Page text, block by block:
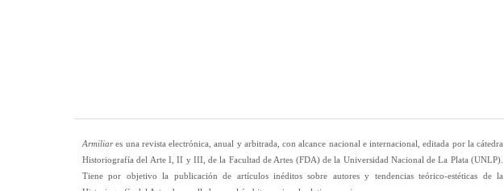
Armiliares una revista electrónica, anual y arbitrada, con alcance nacional e internacional, editada por la cátedra
Historiografía del Arte I, II y III, de la Facultad de Artes (FDA) de la Universidad Nacional de La Plata (UNLP).
Tiene por objetivo la publicación de artículos inéditos sobre autores y tendencias teórico-estéticas de la